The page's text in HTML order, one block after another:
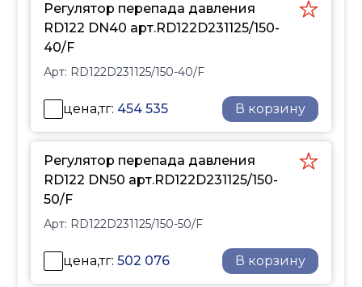
Регулятор перепада давления
RD122 DN40 арт.RD122D231125/150-
40/F
Арт: RD122D231125/150-40/F
цена,тг: 454 535 В корзину
Регулятор перепада давления
RD122 DN50 арт.RD122D231125/150-
50/F
Арт: RD122D231125/150-50/F
цена,тг:502 076 В корзину